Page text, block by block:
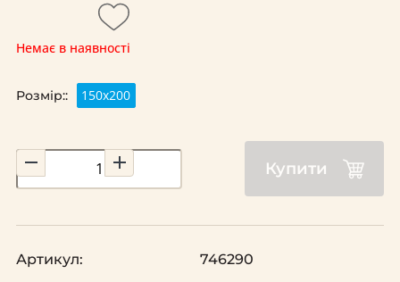
Немає в наявності
Розмір:: 150х200
Купити
Артикул: 746290